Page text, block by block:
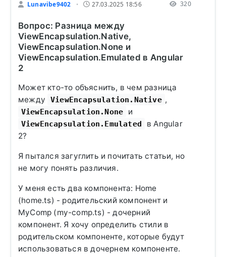
Lunavibe9402 • 27.03.2025 18:56 320
Вопрос: Разница между
ViewEncapsulation.Native,
ViewEncapsulation.None и
ViewEncapsulation.Emulated в Angular
2
Может кто-то объяснить, в чем разница
между
ViewEncapsulation.Native ,
ViewEncapsulation.None и
ViewEncapsulation.Emulated
в Angular
2?
Я пытался загуглить и почитать статьи, но
не могу понять различия.
У меня есть два компонента: Home
(home.ts) - родительский компонент и
MyComp (my-comp.ts) - дочерний
компонент. Я хочу определить стили в
родительском компоненте, которые будут
использоваться в дочернем компоненте.